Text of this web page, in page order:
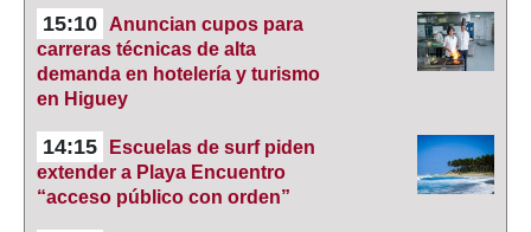
15:10
Anuncian cupos para
carreras técnicas de alta
demanda en hotelería y turismo
en Higuey
14:15
Escuelas de surf piden
extender a Playa Encuentro
“acceso público con orden”